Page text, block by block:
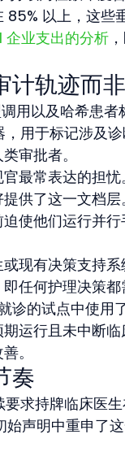
85% 以上，这
业支出的分析
计轨迹而
用以及哈希患者
用于标记涉及
审批者。
最常表达的担
供了这一文档
使他们运行并
现有决策支持
任何护理决策
诊的试点中使
运行且未中断
。
奏
求持牌临床医
声明中重申了